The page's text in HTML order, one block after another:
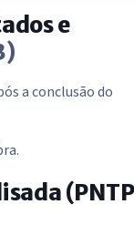
e
a conclusão do
(PNTP